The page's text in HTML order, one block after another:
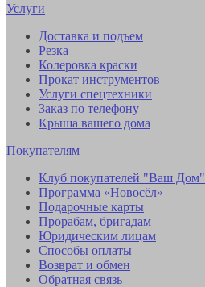
Услуги
Доставка и подъем
Резка
Колеровка краски
Прокат инструментов
Услуги спецтехники
Заказ по телефону
Крыша вашего дома
Покупателям
Клуб покупателей "Ваш Дом"
Программа «Новосёл»
Подарочные карты
Прорабам, бригадам
Юридическим лицам
Способы оплаты
Возврат и обмен
Обратная связь